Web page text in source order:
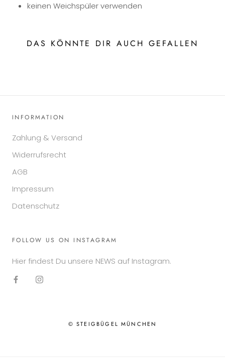
keinen Weichspüler verwenden
DAS KÖNNTE DIR AUCH GEFALLEN
INFORMATION
Zahlung & Versand
Widerrufsrecht
AGB
Impressum
Datenschutz
FOLLOW US ON INSTAGRAM
Hier findest Du unsere NEWS auf Instagram.
© STEIGBÜGEL MÜNCHEN